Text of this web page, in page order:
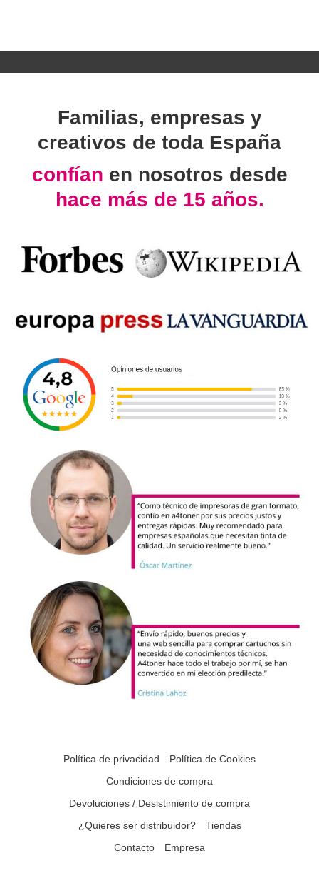
Familias, empresas y
creativos de toda España
confían en nosotros desde
hace más de 15 años.
Política de privacidad
Política de Cookies
Condiciones de compra
Devoluciones / Desistimiento de compra
¿Quieres ser distribuidor?
Tiendas
Contacto
Empresa